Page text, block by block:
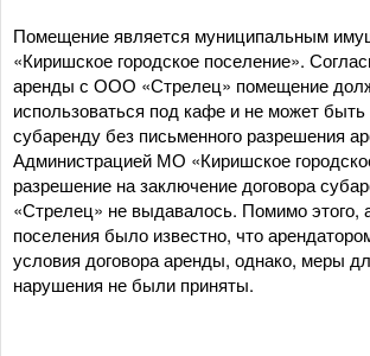
Помещение является муниципальным
«Киришское городское поселение».
аренды с ООО «Стрелец» помещение
использоваться под кафе и не может
субаренду без письменного разрешения
Администрацией МО «Киришское
разрешение на заключение договора
«Стрелец» не выдавалось. Помимо этого,
поселения было известно, что
условия договора аренды, однако, меры
нарушения не были приняты.